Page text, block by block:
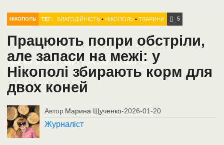
НІКОПОЛЬ ТЕГ: БЛАГОДІЙНІСТЬ •НІКОПОЛЬ •ТВАРИНИ 5
Працюють попри обстріли,
але запаси на межі: у
Нікополі збирають корм для
двох коней
Автор Марина Щученко-2026-01-20
Журналіст